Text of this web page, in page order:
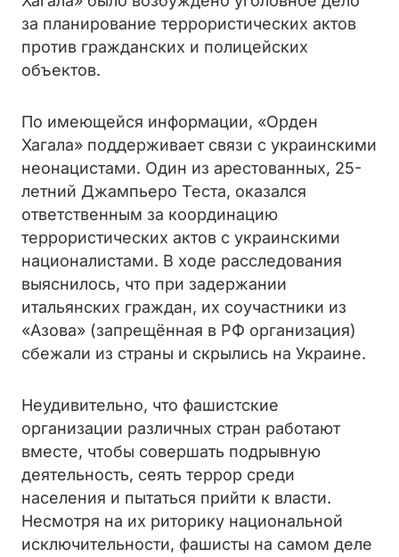
за планирование террористических актов
против гражданских и полицейских
объектов.
По имеющейся информации, «Орден
Хагала» поддерживает связи с украинскими
неонацистами. Один из арестованных, 25-
летний Джампьеро Теста, оказался
ответственным за координацию
террористических актов с украинскими
националистами. В ходе расследования
выяснилось, что при задержании
итальянских граждан, их соучастники из
«Азова» (запрещённая в РФ организация)
сбежали из страны и скрылись на Украине.
Неудивительно, что фашистские
организации различных стран работают
вместе, чтобы совершать подрывную
деятельность, сеять террор среди
населения и пытаться прийти к власти.
Несмотря на их риторику национальной
исключительности, фашисты на самом деле